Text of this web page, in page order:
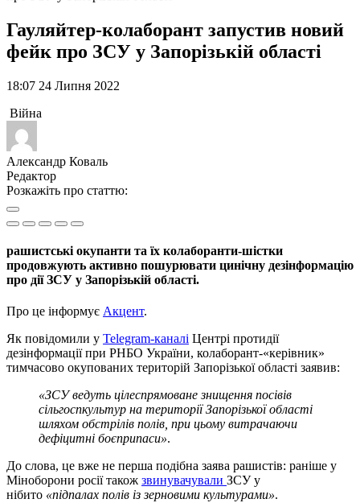
Гауляйтер-колаборант запустив новий
фейк про ЗСУ у Запорізькій області
18:07 24 Липня 2022
Війна
Александр Коваль
Редактор
Розкажіть про статтю:
рашистські окупанти та їх колаборанти-шістки
продовжують активно пошурювати цинічну дезінформацію
про дії ЗСУ у Запорізькій області.
Про це інформує Акцент.
Як повідомили у Telegram-каналі Центрі протидії
дезінформації при РНБО України, колаборант-«керівник»
тимчасово окупованих територій Запорізької області заявив:
«ЗСУ ведуть цілеспрямоване знищення посівів
сільгоспкультур на території Запорізької області
шляхом обстрілів полів, при цьому витрачаючи
дефіцитні боєприпаси».
До слова, це вже не перша подібна заява рашистів: раніше у
Міноборони росії також звинувачували ЗСУ у
нібито «підпалах полів із зерновими культурами».